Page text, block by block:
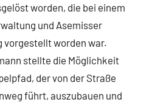
worden, die bei einem
und Asemisser
vorgestellt worden war.
stellte die Möglichkeit
der von der Straße
führt, auszubauen und